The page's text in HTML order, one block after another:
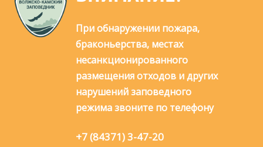
При обнаружении пожара,
браконьерства, местах
несанкционированного
размещения отходов и других
нарушений заповедного
режима звоните по телефону
+7 (84371) 3-47-20